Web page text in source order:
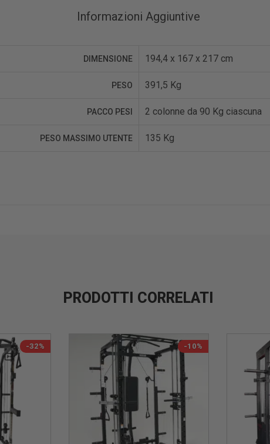
Informazioni Aggiuntive
DIMENSIONE 194,4 x 167 x 217 cm
PESO 391,5 Kg
PACCO PESI 2 colonne da 90 Kg ciascuna
PESO MASSIMO UTENTE 135 Kg
PRODOTTI CORRELATI
-32% -10%